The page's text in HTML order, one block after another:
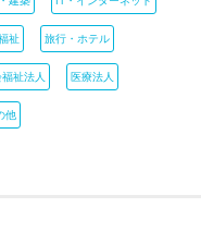
祉 旅行・ホテル
祉法人 医療法人
他